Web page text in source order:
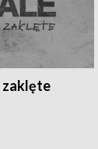
zaklęte